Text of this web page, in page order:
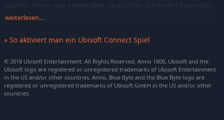
Expeditionen um die ganze Welt schicken und mit Diplomatie,
EIN Klassisches Anno-Erlebnis
jährigen Geschichte von Anno. Das Spiel bietet ein reichhaltiges
Städtebau-Erlebnis mit einer geschichtsbasierten Kampagne,
einem vielseitig anpassbaren Sandbox-Modus und einem
klassischen Multiplayer-Erlebnis. In Anno 1800™ kehren
weiterlesen…
» So aktiviert man ein Ubisoft Connect Spiel
© 2018 Ubisoft Entertainment. All Rights Reserved. Anno 1800, Ubisoft and the
Ubisoft logo are registered or unregistered trademarks of Ubisoft Entertainment
in the US and/or other countries. Anno, Blue Byte and the Blue Byte logo are
registered or unregistered trademarks of Ubisoft GmbH in the US and/or other
countries.